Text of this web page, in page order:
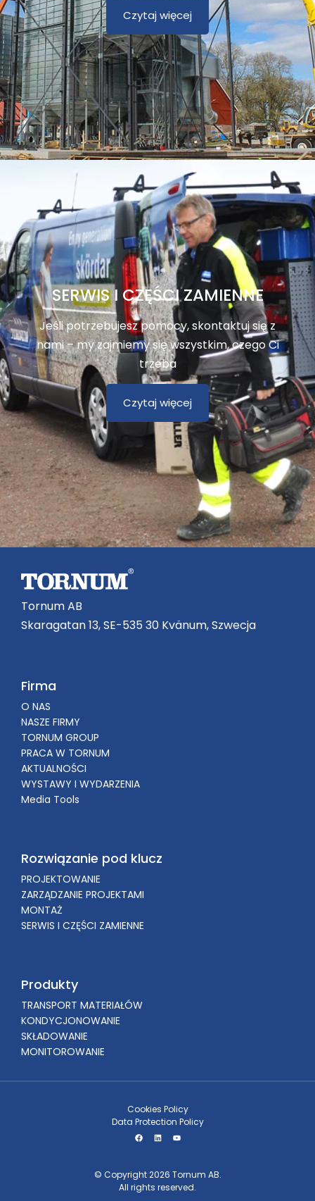
Czytaj więcej
SERWIS I CZĘŚCI ZAMIENNE
Jeśli potrzebujesz pomocy, skontaktuj się z
nami – my zajmiemy się wszystkim, czego Ci
trzeba
Czytaj więcej
Tornum AB
Skaragatan 13, SE-535 30 Kvänum, Szwecja
Firma
O NAS
NASZE FIRMY
TORNUM GROUP
PRACA W TORNUM
AKTUALNOŚCI
WYSTAWY I WYDARZENIA
Media Tools
Rozwiązanie pod klucz
PROJEKTOWANIE
ZARZĄDZANIE PROJEKTAMI
MONTAŻ
SERWIS I CZĘŚCI ZAMIENNE
Produkty
TRANSPORT MATERIAŁÓW
KONDYCJONOWANIE
SKŁADOWANIE
MONITOROWANIE
© Copyright 2026 Tornum AB.
All rights reserved.
Cookies Policy
Data Protection Policy